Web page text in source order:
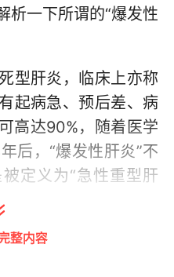
析一下所谓的“爆发性
型肝炎，临床上亦称
起病急、预后差、病
高达90%，随着医学
后，“爆发性肝炎”不
定义为“急性重型肝
整内容